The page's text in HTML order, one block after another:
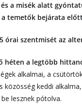
a misék alatt
a temetők bejárata
órai szentmisét az
héten a legtöbb
alkalmai, a
keddi
lesznek pótolva.